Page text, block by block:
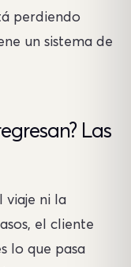
perdiendo
un sistema de
Las
viaje ni la
el cliente
lo que pasa